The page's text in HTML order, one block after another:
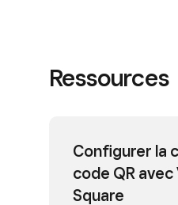
Ressources
Configurer la
code QR
Square